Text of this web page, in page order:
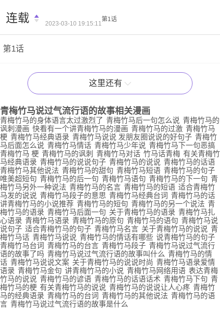
马说过气流行语的故事漫画 看完剧情后，总结漫画关键词如下：青梅竹马
说过气流行语的故事漫画,青梅竹马说过气流行语的故事全集,青梅竹马说过
连载 2023-03-10 19:15:11
第1话
第1话
这里还有
青梅竹马说过气流行语的故事相关漫画
青梅竹马的身体语言太过激烈了 青梅竹马后一句怎么说 青梅竹马的
讽刺漫画 快看有一个讲青梅竹马的漫画 青梅竹马的过激 青梅竹马
梗 青梅竹马经典语录 青梅竹马说说 发朋友圈说说的好句子 青梅竹
马后面怎么说 青梅竹马情话 青梅竹马少年说 青梅竹马下一句恶搞
青梅竹马 梗 青梅竹马的讽刺 青梅竹马对话 竹马话青梅 有关青梅竹
马经典语录 青梅竹马的说说句子 青梅竹马的说说 青梅竹马的话语
青梅竹马其他说法 青梅竹马的甜句 青梅竹马短语 青梅竹马的句子
唯美超短句 青梅竹马的后一句 青梅竹马语句 青梅竹马的下一句 青
梅竹马另外一种说法 青梅竹马的名言 青梅竹马的短语 适合青梅竹
马发的说说 青梅竹马段子的意思 青梅竹马经典台词 青梅竹马的话
讲青梅竹马的小说推荐 青梅竹马的短句 青梅竹马的另一个说法 青
梅竹马的语录 青梅竹马后面一句 关于青梅竹马的语录 青梅竹马扎
心语录 青梅竹马语录 青梅竹马的原句 青梅竹马的语句 青梅竹马说
说句子 适合青梅竹马的句子 青梅竹马名言 关于青梅竹马的说说 青
梅竹马话 青梅竹马说说 青梅竹马的情话有哪些 说青梅竹马的句子
青梅竹马台词 青梅竹马的台言 青梅竹马段子 青梅竹马说过气流行
语的故事了吗 青梅竹马说过气流行语的故事叫什么 青梅竹马的情
话 青梅竹马说说文案 关于青梅竹马的说说时尚 青梅竹马语录爱情
语录 青梅竹马金句 讲青梅竹马的小说 青梅竹马网络用语 表达青梅
竹马的说说 青梅竹马的谚语 青梅竹马的话语话术 青梅竹马下句 青
梅竹马的梗 有关青梅竹马的说说 青梅竹马的说说让人心疼 青梅竹
马的经典语录 青梅竹马的台词 青梅竹马的其他说法 青梅竹马的语
言 青梅竹马说过气流行语的故事是什么